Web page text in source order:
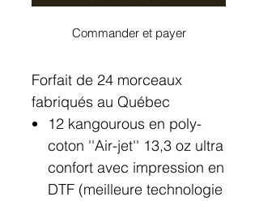
Commander et payer
Forfait de 24 morceaux
fabriqués au Québec
12 kangourous en poly-
coton ''Air-jet'' 13,3 oz ultra
confort avec impression en
DTF (meilleure technologie